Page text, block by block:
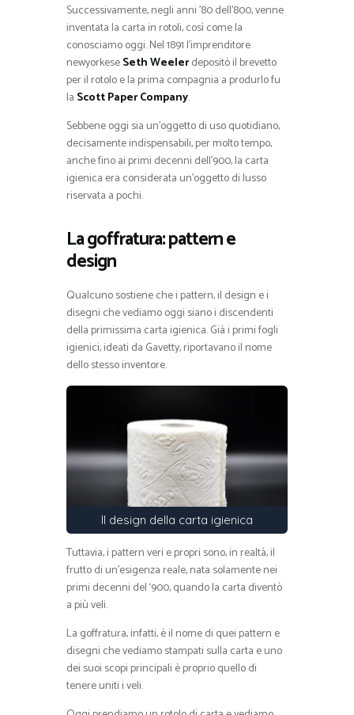
Successivamente, negli anni ’80 dell’800, venne
inventata la carta in rotoli, così come la
conosciamo oggi. Nel 1891 l’imprenditore
newyorkeseSeth Weelerdepositò il brevetto
per il rotolo e la prima compagnia a produrlo fu
la Scott Paper Company.
Sebbene oggi sia un’oggetto di uso quotidiano,
decisamente indispensabili, per molto tempo,
anche fino ai primi decenni dell’900, la carta
igienica era considerata un’oggetto di lusso
riservata a pochi.
La goffratura: pattern e
design
Qualcuno sostiene che i pattern, il design e i
disegni che vediamo oggi siano i discendenti
della primissima carta igienica. Già i primi fogli
igienici, ideati da Gavetty, riportavano il nome
dello stesso inventore.
Il design della carta igienica
Tuttavia, i pattern veri e propri sono, in realtà, il
frutto di un’esigenza reale, nata solamente nei
primi decenni del ‘900, quando la carta diventò
a più veli.
La goffratura, infatti, è il nome di quei pattern e
disegni che vediamo stampati sulla carta e uno
dei suoi scopi principali è proprio quello di
tenere uniti i veli.